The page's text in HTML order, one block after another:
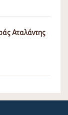
Αταλάντης